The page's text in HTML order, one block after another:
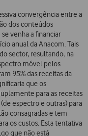
convergência entre a
dos conteúdos
venha a financiar
anual da Anacom. Tais
sector, resultando, na
móvel pelos
95% das receitas da
que os
para as receitas
(de espectro e outras) para
consagradas e tem
os custos. Esta tentativa
que não está